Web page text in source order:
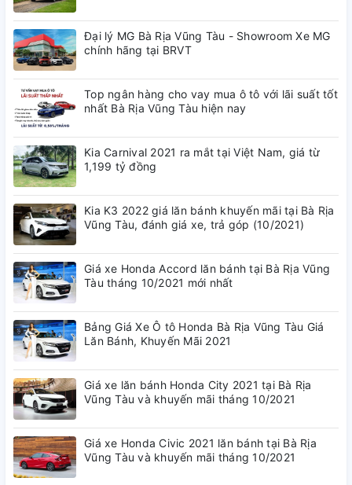
Đại lý MG Bà Rịa Vũng Tàu - Showroom Xe MG
chính hãng tại BRVT
Top ngân hàng cho vay mua ô tô với lãi suất tốt
nhất Bà Rịa Vũng Tàu hiện nay
Kia Carnival 2021 ra mắt tại Việt Nam, giá từ
1,199 tỷ đồng
Kia K3 2022 giá lăn bánh khuyến mãi tại Bà Rịa
Vũng Tàu, đánh giá xe, trả góp (10/2021)
Giá xe Honda Accord lăn bánh tại Bà Rịa Vũng
Tàu tháng 10/2021 mới nhất
Bảng Giá Xe Ô tô Honda Bà Rịa Vũng Tàu Giá
Lăn Bánh, Khuyến Mãi 2021
Giá xe lăn bánh Honda City 2021 tại Bà Rịa
Vũng Tàu và khuyến mãi tháng 10/2021
Giá xe Honda Civic 2021 lăn bánh tại Bà Rịa
Vũng Tàu và khuyến mãi tháng 10/2021